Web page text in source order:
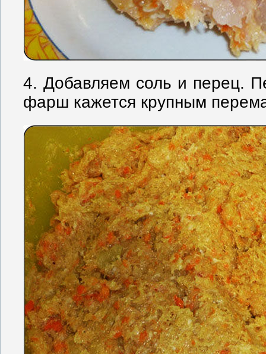
4. Добавляем соль и перец.
фарш кажется крупным